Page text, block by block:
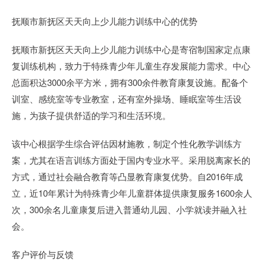
抚顺市新抚区天天向上少儿能力训练中心的优势
抚顺市新抚区天天向上少儿能力训练中心是寄宿制国家定点康
复训练机构，致力于特殊青少年儿童生存发展能力需求。中心
总面积达3000余平方米，拥有300余件教育康复设施。配备个
训室、感统室等专业教室，还有室外操场、睡眠室等生活设
施，为孩子提供舒适的学习和生活环境。
该中心根据学生综合评估因材施教，制定个性化教学训练方
案，尤其在语言训练方面处于国内专业水平。采用脱离家长的
方式，通过社会融合教育等凸显教育康复优势。自2016年成
立，近10年累计为特殊青少年儿童群体提供康复服务1600余人
次，300余名儿童康复后进入普通幼儿园、小学就读并融入社
会。
客户评价与反馈